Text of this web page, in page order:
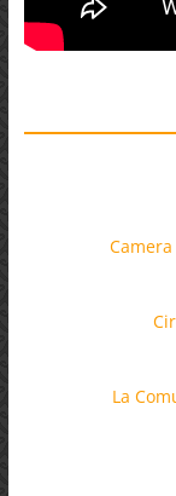
La